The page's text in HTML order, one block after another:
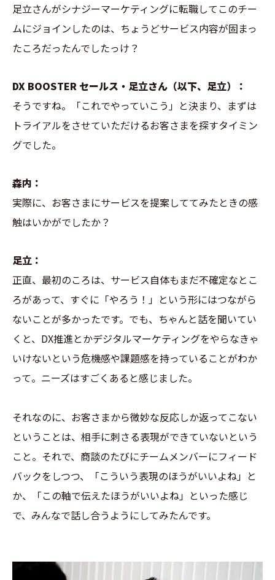
足立さんがシナジーマーケティングに転職してこのチー
ムにジョインしたのは、ちょうどサービス内容が固まっ
たころだったんでしたっけ？
DX BOOSTER セールス・足立さん（以下、足立）：
そうですね。「これでやっていこう」と決まり、まずは
トライアルをさせていただけるお客さまを探すタイミン
グでした。
森内：
実際に、お客さまにサービスを提案しててみたときの感
触はいかがでしたか？
足立：
正直、最初のころは、サービス自体もまだ不確定なとこ
ろがあって、すぐに「やろう！」という形にはつながら
ないことが多かったです。でも、ちゃんと話を聞いてい
くと、DX推進とかデジタルマーケティングをやらなきゃ
いけないという危機感や課題感を持っていることがわか
って。ニーズはすごくあると感じました。
それなのに、お客さまから微妙な反応しか返ってこない
ということは、相手に刺さる表現ができていないという
こと。それで、商談のたびにチームメンバーにフィード
バックをしつつ、「こういう表現のほうがいいよね」と
か、「この軸で伝えたほうがいいよね」といった感じ
で、みんなで話し合うようにしてみたんです。